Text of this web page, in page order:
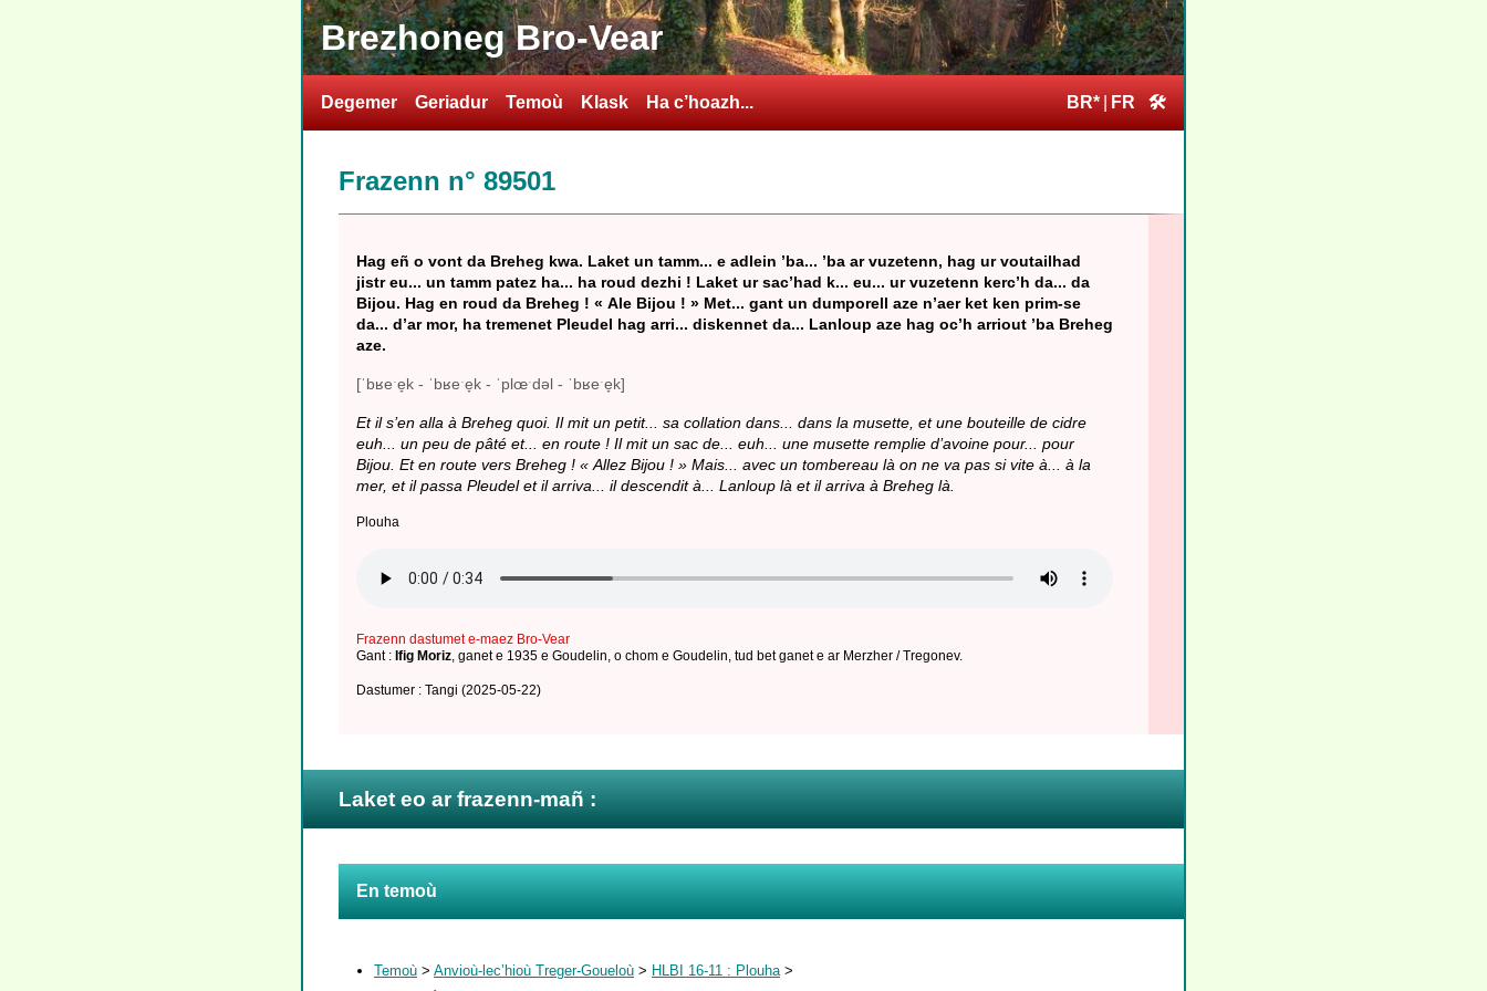
Brezhoneg Bro-Vear
Degemer Geriadur Temoù Klask Ha c’hoazh... BR*| FR 🛠
Frazenn n° 89501
Hag eñ o vont da Breheg kwa. Laket un tamm... e adlein ’ba... ’ba ar vuzetenn, hag ur voutailhad
jistr eu... un tamm patez ha... ha roud dezhi ! Laket ur sac’had k... eu... ur vuzetenn kerc’h da... da
Bijou. Hag en roud da Breheg ! « Ale Bijou ! » Met... gant un dumporell aze n’aer ket ken prim-se
da... d’ar mor, ha tremenet Pleudel hag arri... diskennet da... Lanloup aze hag oc’h arriout ’ba Breheg
aze.
[ˈbʁeˑe̞k - ˈbʁeˑe̞k - ˈplœˑdəl - ˈbʁeˑe̞k]
Et il s’en alla à Breheg quoi. Il mit un petit... sa collation dans... dans la musette, et une bouteille de cidre
euh... un peu de pâté et... en route ! Il mit un sac de... euh... une musette remplie d’avoine pour... pour
Bijou. Et en route vers Breheg ! « Allez Bijou ! » Mais... avec un tombereau là on ne va pas si vite à... à la
mer, et il passa Pleudel et il arriva... il descendit à... Lanloup là et il arriva à Breheg là.
Plouha
Frazenn dastumet e-maez Bro-Vear
Gant : Ifig Moriz ganet e 1935 e Goudelin o chom e Goudelin tud bet ganet e ar Merzher / Tregonev.
Dastumer : Tangi (2025-05-22)
Laket eo ar frazenn-mañ :
En temoù
Temoù > Anvioù-lec’hioù Treger-Goueloù > HLBI 16-11 : Plouha>